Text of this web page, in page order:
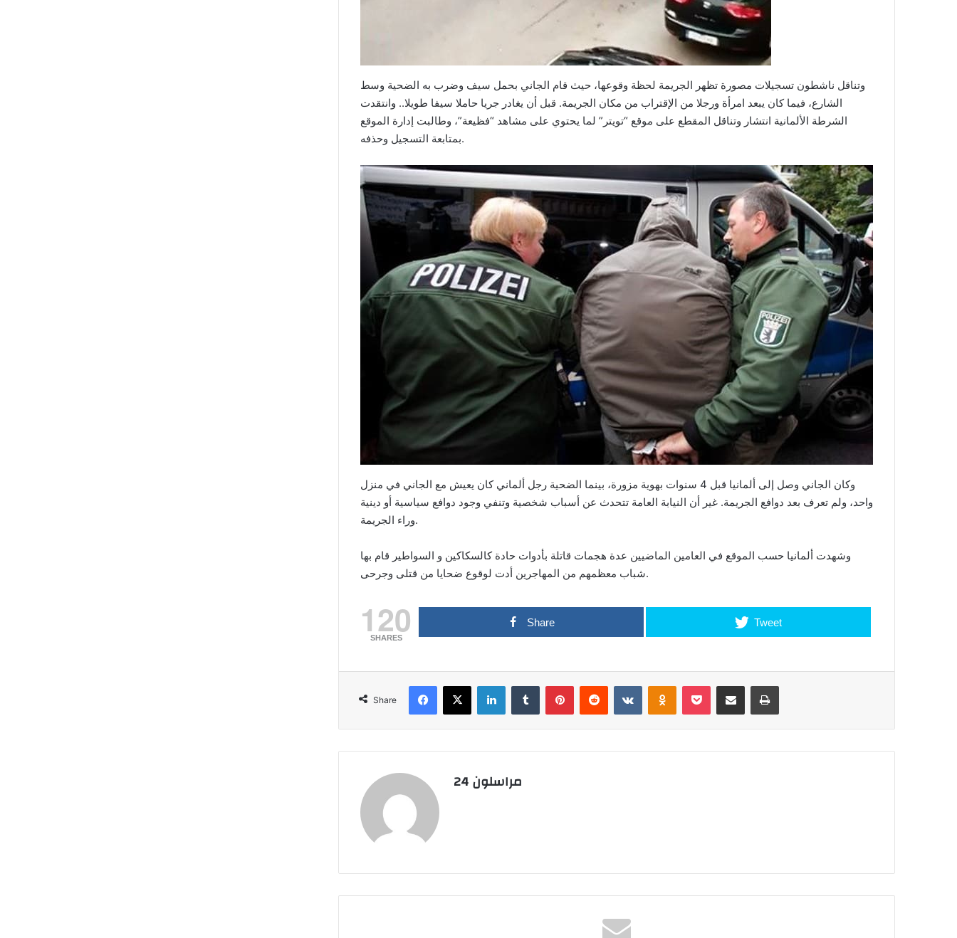
وتناقل ناشطون تسجيلات مصورة تظهر الجريمة لحظة وقوعها، حيث قام الجاني بحمل سيف وضرب به الضحية وسط
الشارع، فيما كان يبعد امرأة ورجلا من الإقتراب من مكان الجريمة. قبل أن يغادر جريا حاملا سيفا طويلا.. وانتقدت
الشرطة الألمانية انتشار وتناقل المقطع على موقع “تويتر” لما يحتوي على مشاهد “فظيعة”، وطالبت إدارة الموقع
بمتابعة التسجيل وحذفه.
وكان الجاني وصل إلى ألمانيا قبل 4 سنوات بهوية مزورة، بينما الضحية رجل ألماني كان يعيش مع الجاني في منزل
واحد، ولم تعرف بعد دوافع الجريمة. غير أن النيابة العامة تتحدث عن أسباب شخصية وتنفي وجود دوافع سياسية أو دينية
وراء الجريمة.
وشهدت ألمانيا حسب الموقع في العامين الماضيين عدة هجمات قاتلة بأدوات حادة كالسكاكين و السواطير قام بها
شباب معظمهم من المهاجرين أدت لوقوع ضحايا من قتلى وجرحى.
120
SHARES
Share Tweet
Share
Facebook
X LinkedInTumblr PinterestReddit VKontakteOdnoklassniki
Pocket Share via Email Print
مراسلون 24